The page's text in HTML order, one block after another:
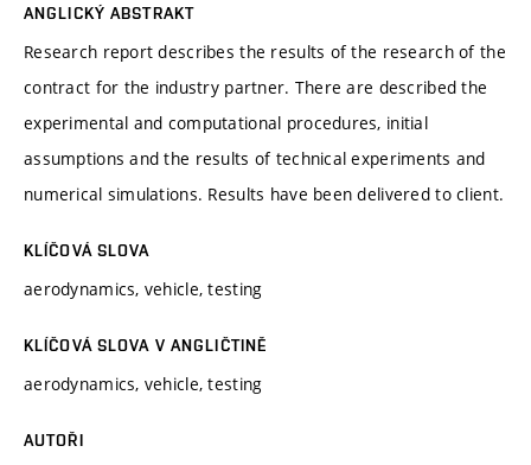
ANGLICKÝ ABSTRAKT
Research report describes the results of the research of the
contract for the industry partner. There are described the
experimental and computational procedures, initial
assumptions and the results of technical experiments and
numerical simulations. Results have been delivered to client.
KLÍČOVÁ SLOVA
aerodynamics, vehicle, testing
KLÍČOVÁ SLOVA V ANGLIČTINĚ
aerodynamics, vehicle, testing
AUTOŘI